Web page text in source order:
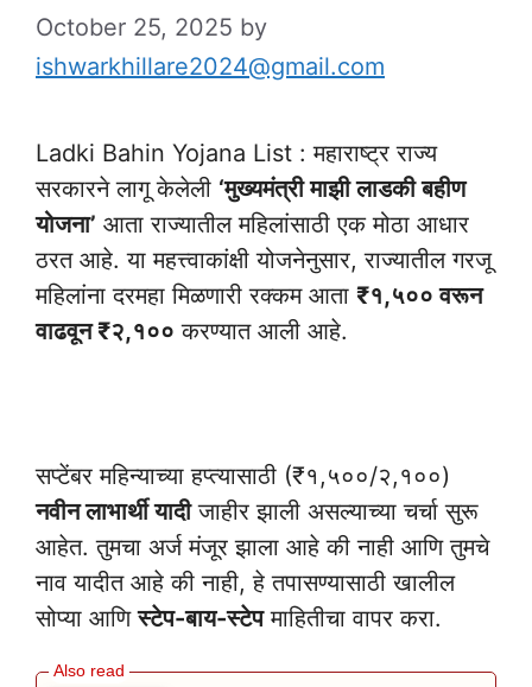
October 25, 2025 by
ishwarkhillare2024@gmail.com
Ladki Bahin Yojana List : महाराष्ट्र राज्य
सरकारने लागू केलेली ‘मुख्यमंत्री माझी लाडकी बहीण
योजना’ आता राज्यातील महिलांसाठी एक मोठा आधार
ठरत आहे. या महत्त्वाकांक्षी योजनेनुसार, राज्यातील गरजू
महिलांना दरमहा मिळणारी रक्कम आता ₹१,५०० वरून
वाढवून ₹२,१०० करण्यात आली आहे.
सप्टेंबर महिन्याच्या हप्त्यासाठी (₹१,५००/२,१००)
नवीन लाभार्थी यादीजाहीर झाली असल्याच्या चर्चा सुरू
आहेत. तुमचा अर्ज मंजूर झाला आहे की नाही आणि तुमचे
नाव यादीत आहे की नाही, हे तपासण्यासाठी खालील
सोप्या आणिस्टेप-बाय-स्टेपमाहितीचा वापर करा.